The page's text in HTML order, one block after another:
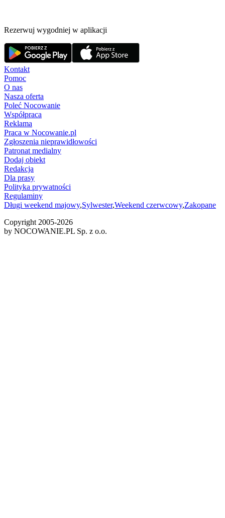
Rezerwuj wygodniej w aplikacji
Kontakt
Pomoc
O nas
Nasza oferta
Poleć Nocowanie
Współpraca
Reklama
Praca w Nocowanie.pl
Zgłoszenia nieprawidłowości
Patronat medialny
Dodaj obiekt
Redakcja
Dla prasy
Polityka prywatności
Regulaminy
Długi weekend majowy,Sylwester,Weekend czerwcowy,Zakopane
Copyright 2005-2026
by NOCOWANIE.PL Sp. z o.o.